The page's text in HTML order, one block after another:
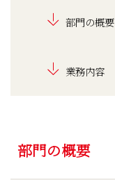
部門の概要
業務内容
部門の概要